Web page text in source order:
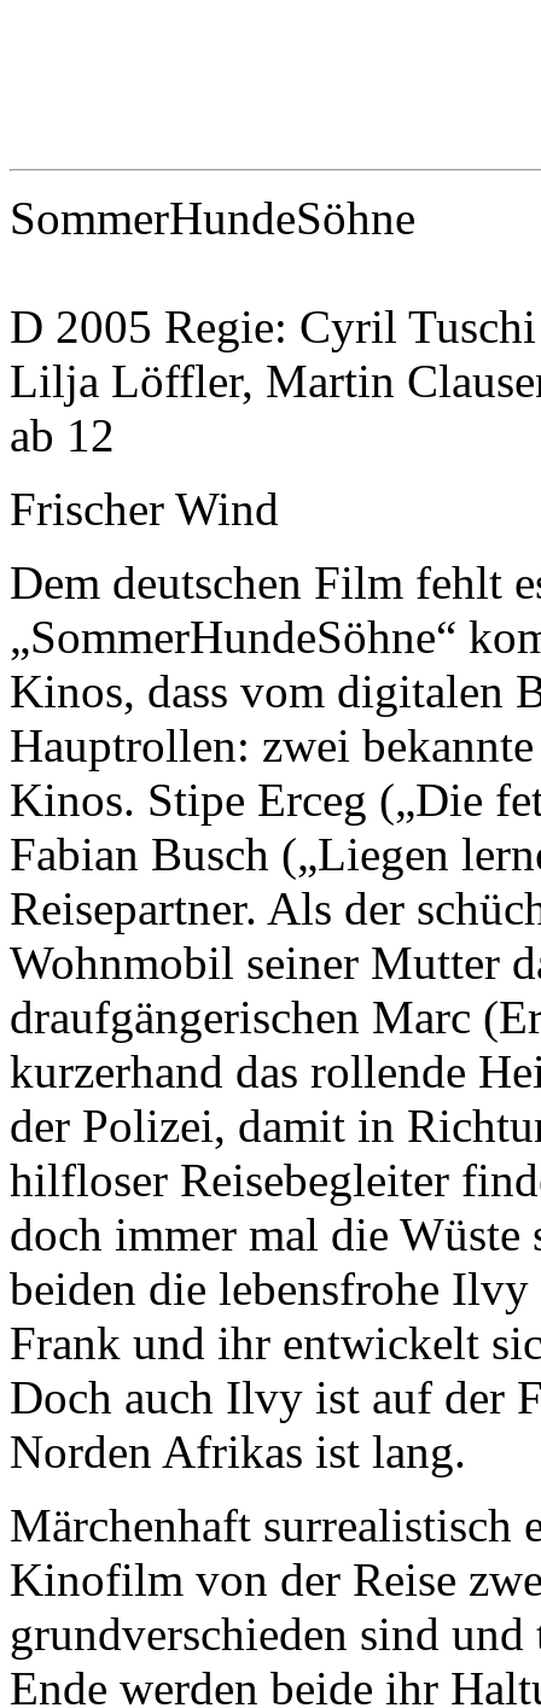
SommerHundeSöhne
D 2005 Regie: Cyril
Lilja Löffler, Martin
ab 12
Frischer Wind
Dem deutschen Film fehlt
„SommerHundeSöhne“
Kinos, dass vom digitalen
Hauptrollen: zwei
Kinos. Stipe Erceg („Die
Fabian Busch („Liegen
Reisepartner. Als der
Wohnmobil seiner Mutter
draufgängerischen Marc
kurzerhand das rollende
der Polizei, damit in
hilfloser Reisebegleiter
doch immer mal die Wüste
beiden die lebensfrohe
Frank und ihr entwickelt
Doch auch Ilvy ist auf der
Norden Afrikas ist lang.
Märchenhaft surrealistisch
Kinofilm von der Reise
grundverschieden sind
Ende werden beide ihr